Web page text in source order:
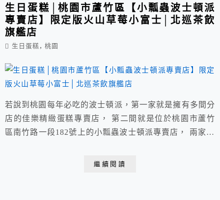
生日蛋糕│桃園市蘆竹區【小瓢蟲波士頓派
專賣店】限定版火山草莓小富士│北巡茶飲
旗艦店
生日蛋糕 , 桃園
若說到桃園每年必吃的波士頓派，第一家就是擁有多間分
店的佳樂精緻蛋糕專賣店， 第二間就是位於桃園市蘆竹
區南竹路一段182號上的小瓢蟲波士頓派專賣店， 兩家不
天湊巧來台茂購物中心， 預訂了當季的限定版-火山草莓
繼續閱讀